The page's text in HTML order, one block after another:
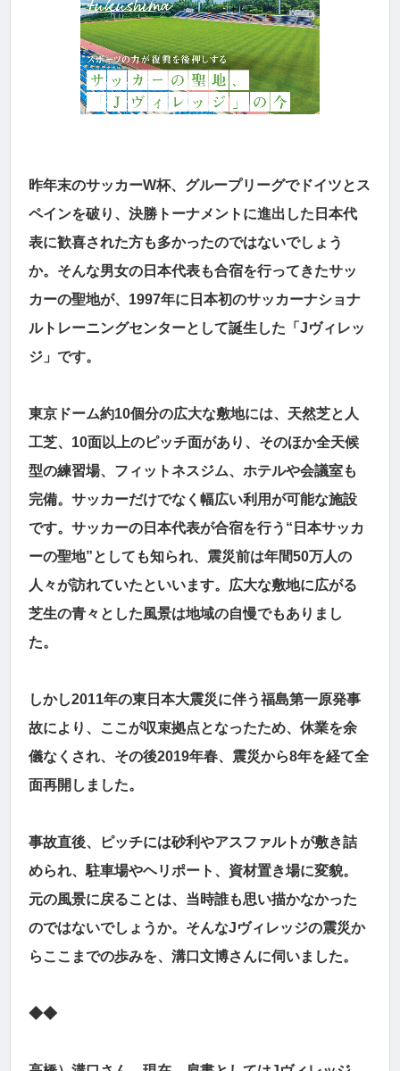
昨年末のサッカーW杯、グループリーグでドイツとス
ペインを破り、決勝トーナメントに進出した日本代
表に歓喜された方も多かったのではないでしょう
か。そんな男女の日本代表も合宿を行ってきたサッ
カーの聖地が、1997年に日本初のサッカーナショナ
ルトレーニングセンターとして誕生した「Jヴィレッ
ジ」です。
東京ドーム約10個分の広大な敷地には、天然芝と人
工芝、10面以上のピッチ面があり、そのほか全天候
型の練習場、フィットネスジム、ホテルや会議室も
完備。サッカーだけでなく幅広い利用が可能な施設
です。サッカーの日本代表が合宿を行う“日本サッカ
ーの聖地”としても知られ、震災前は年間50万人の
人々が訪れていたといいます。広大な敷地に広がる
芝生の青々とした風景は地域の自慢でもありまし
た。
しかし2011年の東日本大震災に伴う福島第一原発事
故により、ここが収束拠点となったため、休業を余
儀なくされ、その後2019年春、震災から8年を経て全
面再開しました。
事故直後、ピッチには砂利やアスファルトが敷き詰
められ、駐車場やヘリポート、資材置き場に変貌。
元の風景に戻ることは、当時誰も思い描かなかった
のではないでしょうか。そんなJヴィレッジの震災か
らここまでの歩みを、溝口文博さんに伺いました。
◆◆